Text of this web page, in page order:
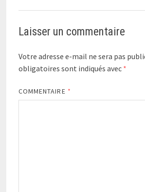
Laisser un commentaire
Votre adresse e-mail ne sera pas
obligatoires sont indiqués avec *
COMMENTAIRE *